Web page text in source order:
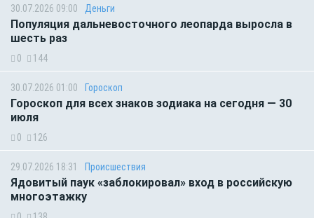
30.07.2026 09:00 Деньги
Популяция дальневосточного леопарда выросла в
шесть раз
0 144
30.07.2026 01:00 Гороскоп
Гороскоп для всех знаков зодиака на сегодня — 30
июля
0 126
29.07.2026 18:31 Происшествия
Ядовитый паук «заблокировал» вход в российскую
многоэтажку